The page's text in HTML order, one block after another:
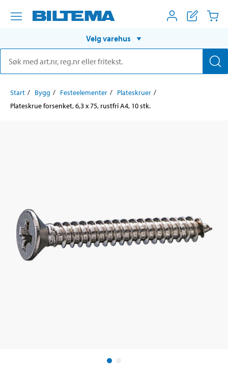
Velg varehus
Start Bygg Festeelementer
Plateskruer
Plateskrue forsenket, 6,3 x 75, rustfri A4, 10 stk.